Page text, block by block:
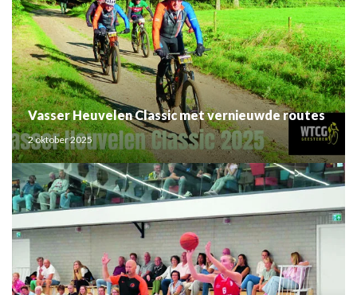
Vasser Heuvelen Classic met vernieuwde routes
2 oktober 2025